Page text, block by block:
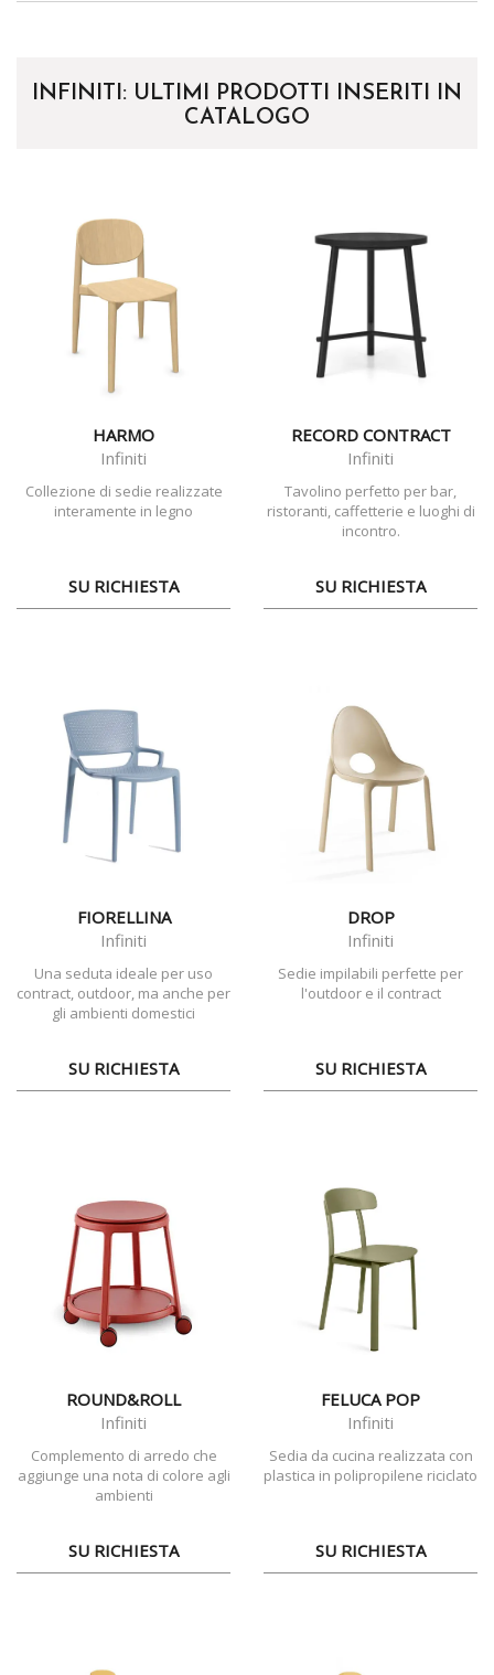
INFINITI: ULTIMI PRODOTTI INSERITI IN
CATALOGO
HARMO
Infiniti
Collezione di sedie realizzate
interamente in legno
SU RICHIESTA
RECORD CONTRACT
Infiniti
Tavolino perfetto per bar,
ristoranti, caffetterie e luoghi di
incontro.
SU RICHIESTA
FIORELLINA
Infiniti
Una seduta ideale per uso
contract, outdoor, ma anche per
gli ambienti domestici
SU RICHIESTA
DROP
Infiniti
Sedie impilabili perfette per
l'outdoor e il contract
SU RICHIESTA
ROUND&ROLL
Infiniti
Complemento di arredo che
aggiunge una nota di colore agli
ambienti
SU RICHIESTA
FELUCA POP
Infiniti
Sedia da cucina realizzata con
plastica in polipropilene riciclato
SU RICHIESTA